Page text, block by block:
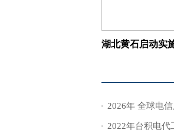
2022年台积电代